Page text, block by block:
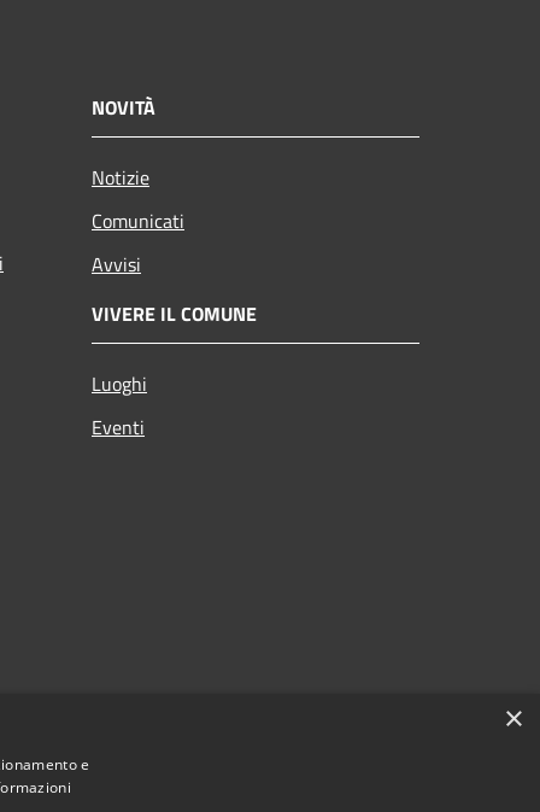
NOVITÀ
Notizie
Comunicati
Avvisi
VIVERE IL COMUNE
Luoghi
Eventi
×
e